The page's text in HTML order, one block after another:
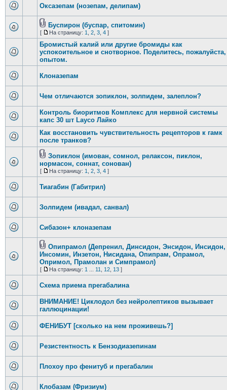
Оксазепам (нозепам, делипам)
Буспирон (буспар, спитомин)
[ На страницу: 1 2, 3, 4]
Бромистый калий или другие бромиды как
успокоительное и снотворное. Поделитесь, пожалуйста,
опытом.
Клоназепам
Чем отличаются зопиклон, золпидем, залеплон?
Контроль биоритмов Комплекс для нервной системы
капс 30 шт Layco Лайко
Как восстановить чувствительность рецепторов к гамк
после транков?
Зопиклон (имован, сомнол, релаксон, пиклон,
нормасон, соннат, сонован)
[ На страницу: 1 2, 3, 4]
Тиагабин (Габитрил)
Золпидем (ивадал, санвал)
Сибазон+ клоназепам
Опипрамол (Депренил, Динсидон, Энсидон, Инсидон,
Инсомин, Инзетон, Нисидана, Опипрам, Опрамол,
Опримол, Прамолан и Симпрамол)
[ На страницу: 1 11 12, 13]
Схема приема прегабалина
ВНИМАНИЕ! Циклодол без нейролептиков вызывает
галлюцинации!
ФЕНИБУТ [сколько на нем проживешь?]
Резистентность к Бензодиазепинам
Плохоу про фенитуб и прегабалин
Клобазам (Фризиум)